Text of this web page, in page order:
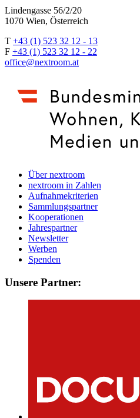
Lindengasse 56/2/20
1070 Wien, Österreich
T +43 (1) 523 32 12 - 13
F +43 (1) 523 32 12 - 22
office@nextroom.at
Über nextroom
nextroom in Zahlen
Aufnahmekriterien
Sammlungspartner
Kooperationen
Jahrespartner
Newsletter
Werben
Spenden
Unsere Partner: